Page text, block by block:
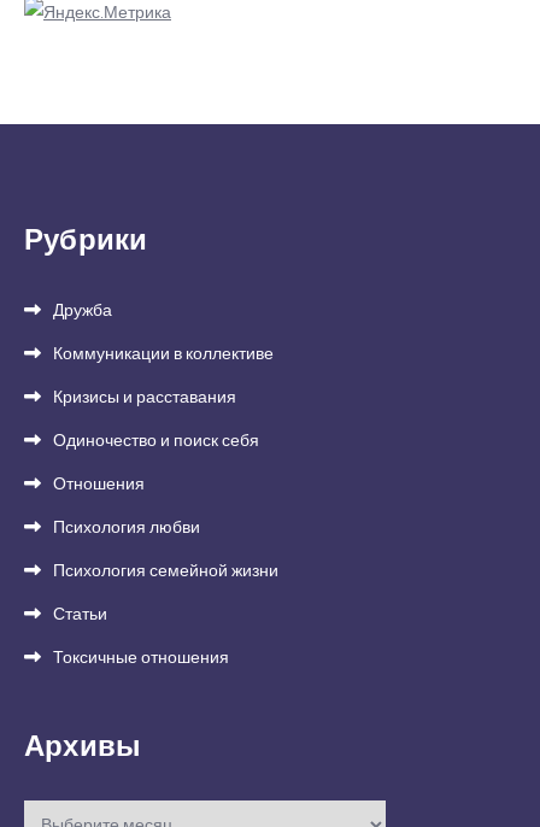
Рубрики
Дружба
Коммуникации в коллективе
Кризисы и расставания
Одиночество и поиск себя
Отношения
Психология любви
Психология семейной жизни
Статьи
Токсичные отношения
Архивы
Архивы